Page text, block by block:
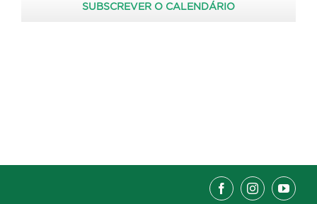
SUBSCREVER O CALENDÁRIO